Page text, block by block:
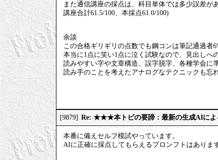
また通信講座の採点は、科目単体では多少誤差
講座合計61.5/100、本採点61.0/100)
余談
この合格ギリギリの点数でも鋼コンは筆記通過者
本当に1点に笑い1点に泣く試験なので、見出しへ
読みやすい字や文章構造、誤字脱字、各種学会に
読み手のことを考えたアナログなテクニックも忘
[9879] Re: ★★★本トピの要諦：最新の生成AIによ
本番に備えセルフ模試やっています。
AIに正確に採点してもらえるプロンフトはありま